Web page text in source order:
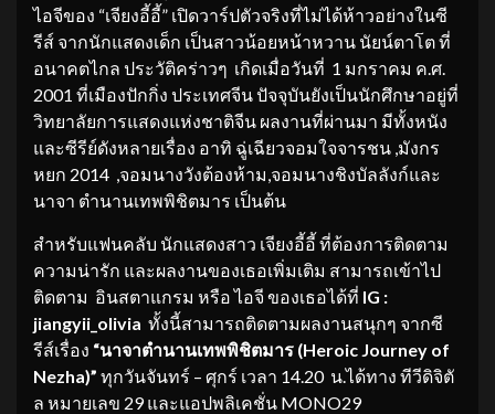
ไอจีของ “เจียงอี้อี้” เปิดวาร์ปตัวจริงที่ไม่ได้ห้าวอย่างในซี
รีส์ จากนักแสดงเด็ก เป็นสาวน้อยหน้าหวาน นัยน์ตาโต ที่
อนาคตไกล ประวัติคร่าวๆ เกิดเมื่อวันที่ 1 มกราคม ค.ศ.
2001 ที่เมืองปักกิ่ง ประเทศจีน ปัจจุบันยังเป็นนักศึกษาอยู่ที่
วิทยาลัยการแสดงแห่งชาติจีน ผลงานที่ผ่านมา มีทั้งหนัง
และซีรีย์ดังหลายเรื่อง อาทิ ฉู่เฉียวจอมใจจารชน ,มังกร
หยก 2014 ,จอมนางวังต้องห้าม,จอมนางชิงบัลลังก์และ
นาจา ตำนานเทพพิชิตมาร เป็นต้น
สำหรับแฟนคลับ นักแสดงสาว เจียงอี้อี้ ที่ต้องการติดตาม
ความน่ารัก และผลงานของเธอเพิ่มเติม สามารถเข้าไป
ติดตาม อินสตาแกรม หรือ ไอจี ของเธอได้ที่ IG :
jiangyii_olivia ทั้งนี้สามารถติดตามผลงานสนุกๆ จากซี
รีส์เรื่อง “นาจาตำนานเทพพิชิตมาร (Heroic Journey of
Nezha)” ทุกวันจันทร์ – ศุกร์ เวลา 14.20 น.ได้ทาง ทีวีดิจิตั
ล หมายเลข 29 และแอปพลิเคชั่น MONO29